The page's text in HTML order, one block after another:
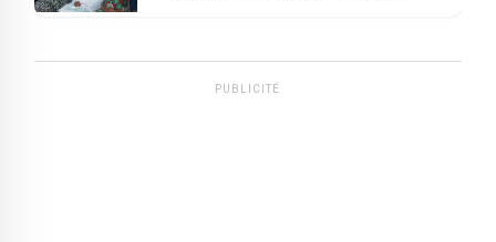
PUBLICITÉ